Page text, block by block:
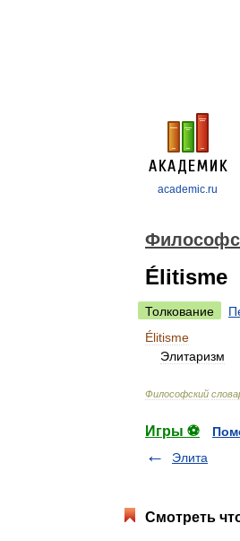
academic.ru
Élitisme
Толкование
Élitisme
Элитаризм
Философский
Игры ⚽
Элита
Смотреть